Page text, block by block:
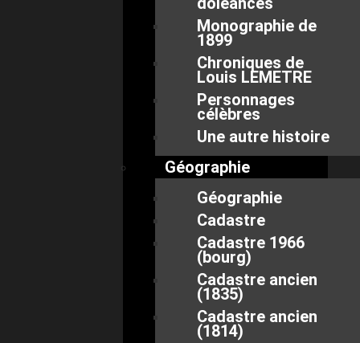
Monographie de
1899
Chroniques de
Louis LEMETRE
Personnages
célèbres
Une autre histoire
Géographie
Géographie
Cadastre
Cadastre 1966
(bourg)
Cadastre ancien
(1835)
Cadastre ancien
(1814)